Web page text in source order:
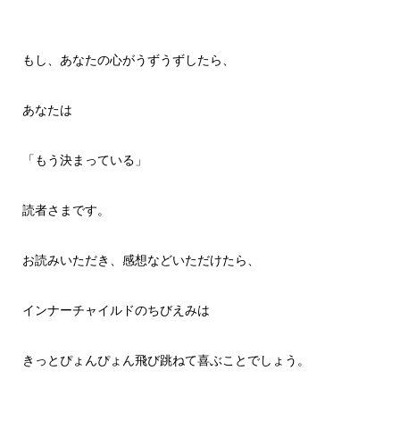
もし、あなたの心がうずうずしたら、
あなたは
「もう決まっている」
読者さまです。
お読みいただき、感想などいただけたら、
インナーチャイルドのちびえみは
きっとぴょんぴょん飛び跳ねて喜ぶことでしょう。